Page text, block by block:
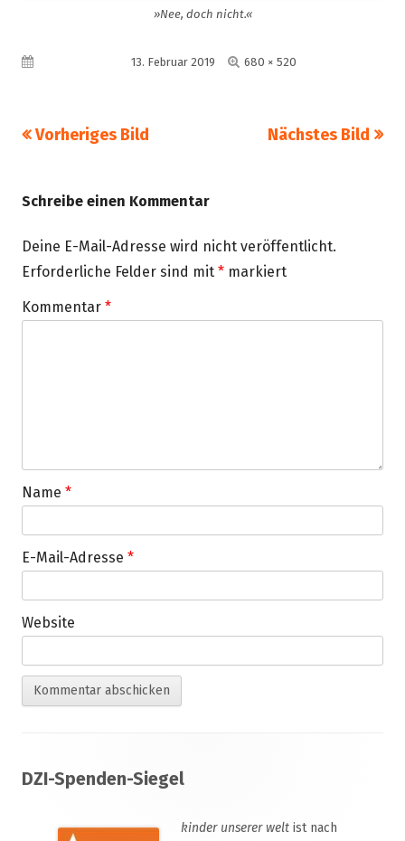
»Nee, doch nicht.«
Veröffentlicht am13. Februar 2019 Volle
680 × 520
Vorheriges Bild Nächstes Bild
Schreibe einen Kommentar
Deine E-Mail-Adresse wird nicht veröffentlicht.
Erforderliche Felder sind mit * markiert
Kommentar *
Name *
E-Mail-Adresse *
Website
Inhalt
DZI-Spenden-Siegel
kinder unserer welt ist nach